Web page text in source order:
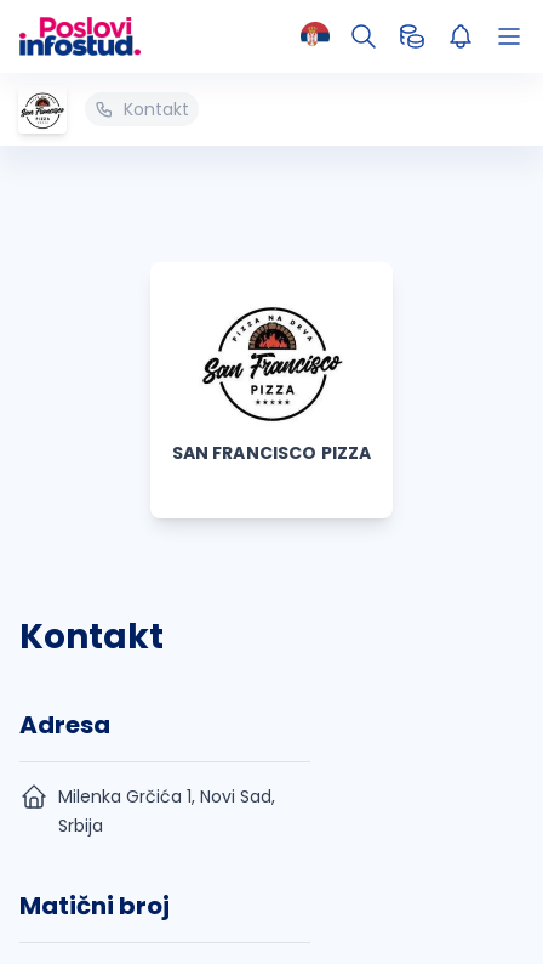
Kontakt
SAN FRANCISCO PIZZA
Kontakt
Adresa
Milenka Grčića 1, Novi Sad,
Srbija
Matični broj